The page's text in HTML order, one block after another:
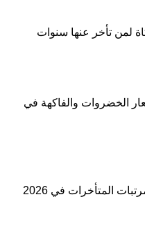
لمن تأخر عنها سنوات
الخضروات والفاكهة في
المتأخرات في 2026